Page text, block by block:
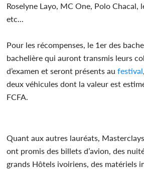
Roselyne Layo, MC One, Polo Chacal,
etc...
Pour les récompenses, le 1er des
bachelière qui auront transmis leurs
d’examen et seront présents aufestival
deux véhicules dont la valeur est
FCFA.
Quant aux autres lauréats,
ont promis des billets d’avion, des
grands Hôtels ivoiriens, des matériels